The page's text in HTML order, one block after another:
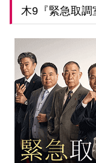
木9『緊急取調